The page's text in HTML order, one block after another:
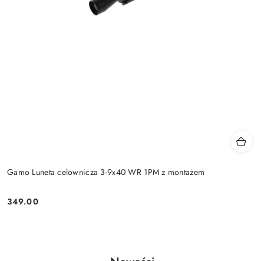
Gamo Luneta celownicza 3-9x40 WR 1PM z montażem
Cena:
349.00